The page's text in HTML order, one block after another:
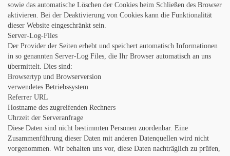
sowie das automatische Löschen der Cookies beim Schließen des Browser
aktivieren. Bei der Deaktivierung von Cookies kann die Funktionalität
dieser Website eingeschränkt sein.
Server-Log-Files
Der Provider der Seiten erhebt und speichert automatisch Informationen
in so genannten Server-Log Files, die Ihr Browser automatisch an uns
übermittelt. Dies sind:
Browsertyp und Browserversion
verwendetes Betriebssystem
Referrer URL
Hostname des zugreifenden Rechners
Uhrzeit der Serveranfrage
Diese Daten sind nicht bestimmten Personen zuordenbar. Eine
Zusammenführung dieser Daten mit anderen Datenquellen wird nicht
vorgenommen. Wir behalten uns vor, diese Daten nachträglich zu prüfen,